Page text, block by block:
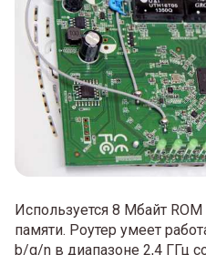
Используется 8 Мбайт
памяти. Роутер умеет
b/g/n в диапазоне 2,4 ГГц